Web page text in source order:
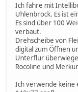
Ich fahre mit
Uhlenbrock. Es ist
Es sind über 100
verbaut.
Drehscheibe von
digital zum Öffnen
Unterflur
Rocoline und
Ich verwende keine